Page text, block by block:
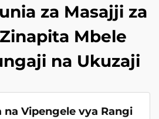
za Masajji za
Mbele
na Ukuzaji
na Vipengele vya Rangi